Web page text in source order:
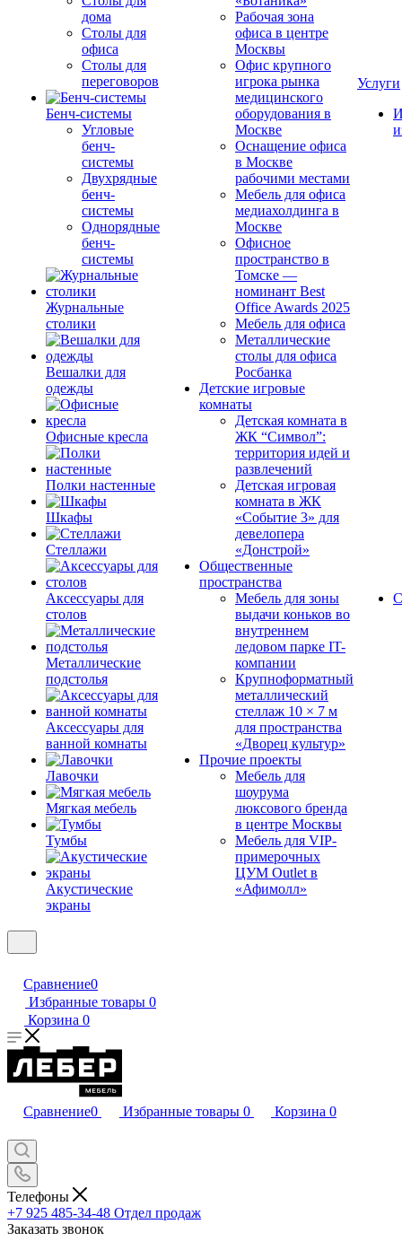
дома
Столы для
офиса
Столы для
переговоров
Бенч-системы
Угловые
бенч-
системы
Двухрядные
бенч-
системы
Однорядные
бенч-
системы
Журнальные
столики
Вешалки для
одежды
Офисные кресла
Полки настенные
Шкафы
Стеллажи
Аксессуары для
столов
Металлические
подстолья
Аксессуары для
ванной комнаты
Лавочки
Мягкая мебель
Тумбы
Акустические
экраны
Рабочая зона
офиса в центре
Москвы
Офис крупного
игрока рынка
медицинского
оборудования в
Москве
Оснащение офиса
в Москве
рабочими местами
Мебель для офиса
медиахолдинга в
Москве
Офисное
пространство в
Томске —
номинант Best
Office Awards 2025
Мебель для офиса
Металлические
столы для офиса
Росбанка
Детские игровые
комнаты
Детская комната в
ЖК “Символ”:
территория идей и
развлечений
Детская игровая
комната в ЖК
«Событие 3» для
девелопера
«Донстрой»
Общественные
пространства
Мебель для зоны
выдачи коньков во
внутреннем
ледовом парке IT-
компании
Крупноформатный
металлический
стеллаж 10 × 7 м
для пространства
«Дворец культур»
Прочие проекты
Мебель для
шоурума
люксового бренда
в центре Москвы
Мебель для VIP-
примерочных
ЦУМ Outlet в
«Афимолл»
Услуги
Сравнение0
Избранные товары 0
Корзина 0
Сравнение0 Избранные товары 0 Корзина 0
Телефоны
+7 925 485-34-48 Отдел продаж
Заказать звонок